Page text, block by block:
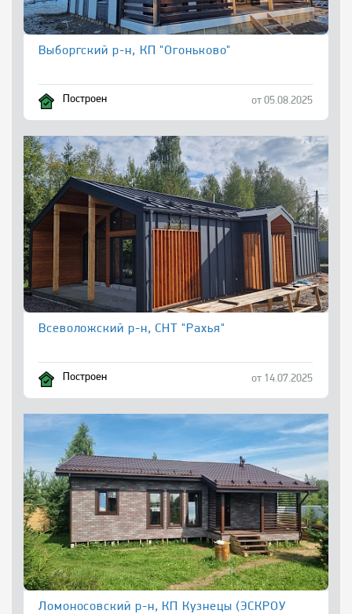
Выборгский р-н, КП "Огоньково"
Построен от 05.08.2025
Всеволожский р-н, СНТ "Рахья"
Построен от 14.07.2025
Ломоносовский р-н, КП Кузнецы (ЭСКРОУ